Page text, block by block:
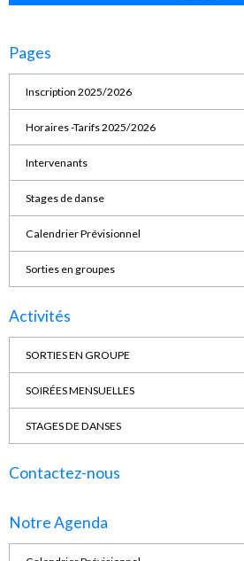
Pages
Inscription 2025/2026
Horaires -Tarifs 2025/2026
Intervenants
Stages de danse
Calendrier Prévisionnel
Sorties en groupes
Activités
SORTIES EN GROUPE
SOIRÉES MENSUELLES
STAGES DE DANSES
Contactez-nous
Notre Agenda